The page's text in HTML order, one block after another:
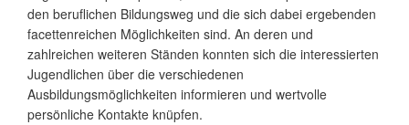
den beruflichen Bildungsweg und die sich dabei ergebenden
facettenreichen Möglichkeiten sind. An deren und
zahlreichen weiteren Ständen konnten sich die interessierten
Jugendlichen über die verschiedenen
Ausbildungsmöglichkeiten informieren und wertvolle
persönliche Kontakte knüpfen.